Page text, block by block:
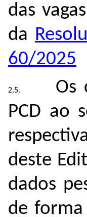
das
da
60/2025
Os
PCD ao
deste
dados
de